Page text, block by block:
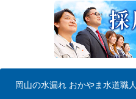
岡山の水漏れ おかやま水道職人